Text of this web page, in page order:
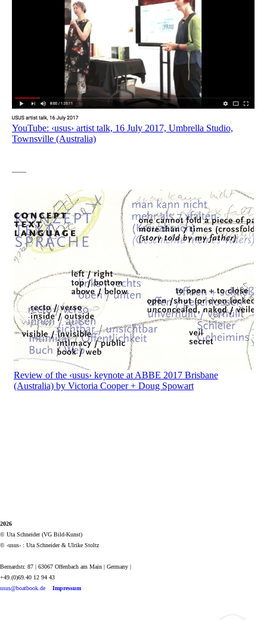
YouTube: ‹usus› artist talk, 16 July 2017, Umbrella Studio,
Townsville (Australia)
—
Review of the ‹usus› keynote at ABBE 2017 Brisbane
(Australia) by Victoria Cooper + Doug Spowart
2026
© Uta Schneider (VG Bild-Kunst)
© ‹usus› : Uta Schneider & Ulrike Stoltz
Bernardstr. 87 | 63067 Offenbach am Main | Germany |
+49.(0)69.40 12 94 43
usus@boatbook.de Impressum